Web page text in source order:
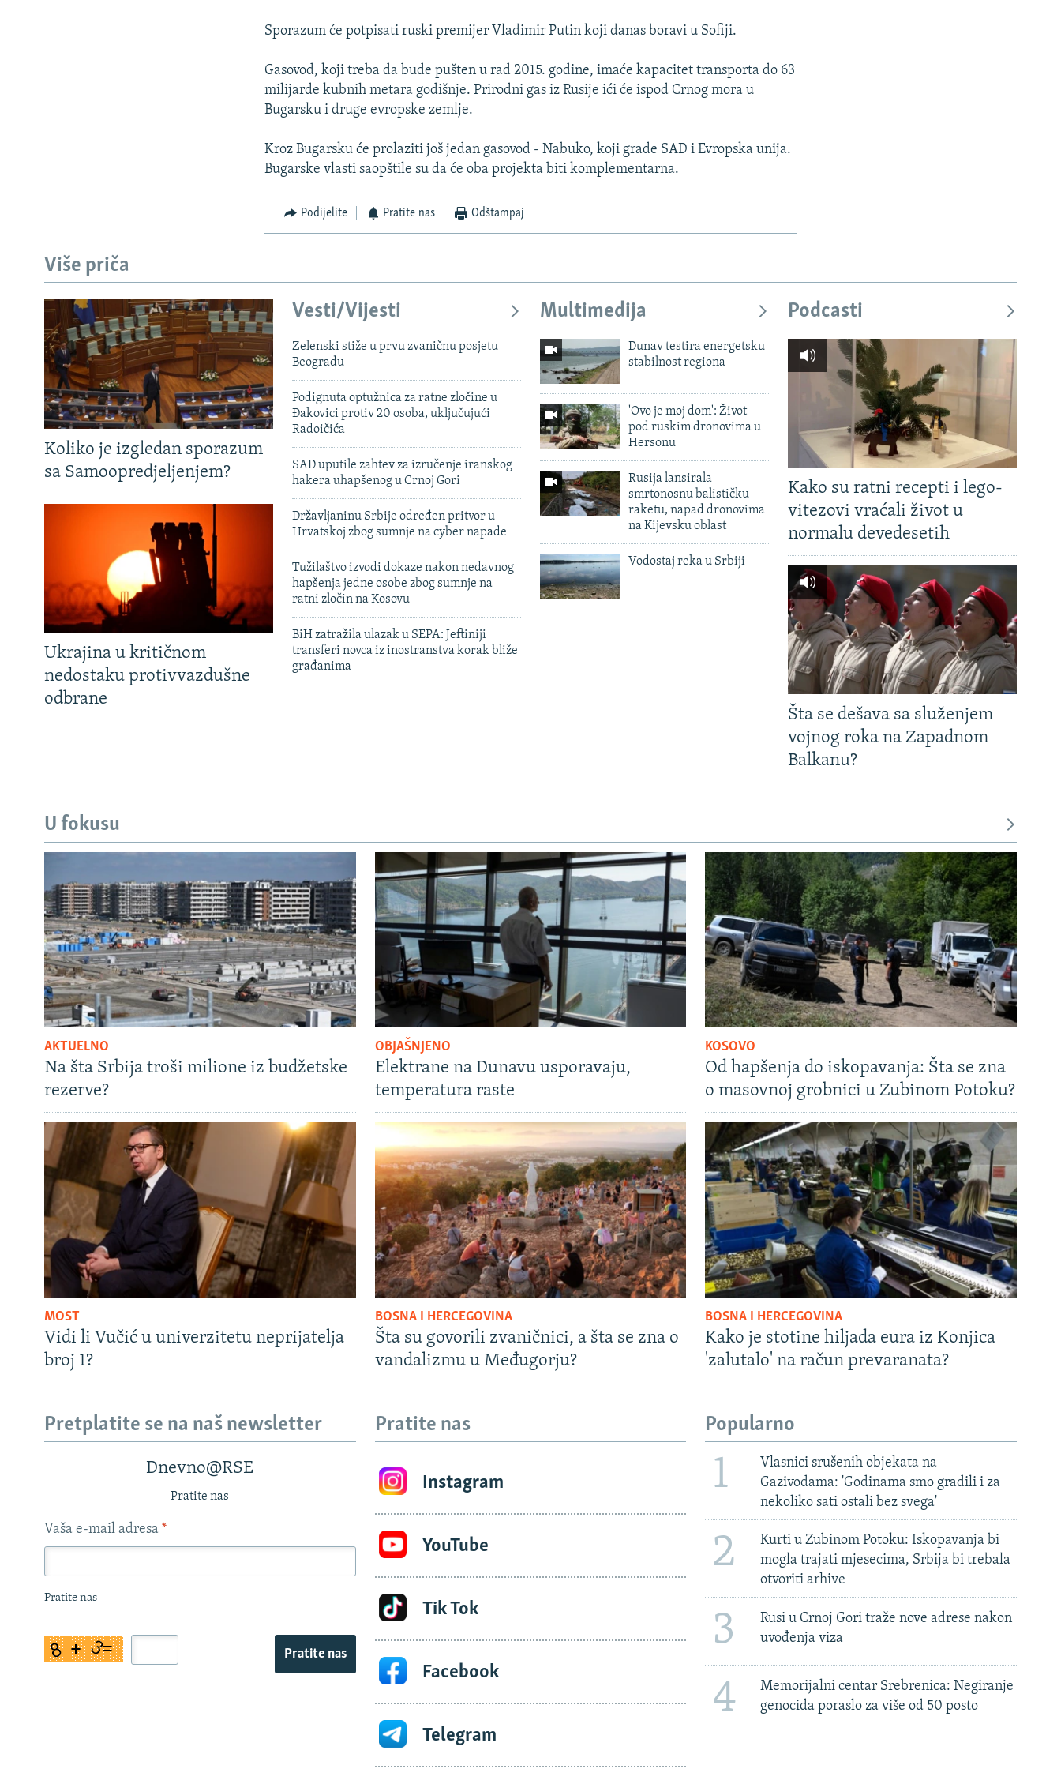
TRI DECENIJE OD RATA U BIH
SVE KARTE DEJTONA
NASTANAK I RASPAD JUGOSLAVIJE
Sporazum će potpisati ruski premijer Vladimir Putin koji danas boravi u Sofiji.
Gasovod, koji treba da bude pušten u rad 2015. godine, imaće kapacitet transporta do 63
milijarde kubnih metara godišnje. Prirodni gas iz Rusije ići će ispod Crnog mora u
Bugarsku i druge evropske zemlje.
Kroz Bugarsku će prolaziti još jedan gasovod - Nabuko, koji grade SAD i Evropska unija.
Bugarske vlasti saopštile su da će oba projekta biti komplementarna.
Podijelite Pratite nas Odštampaj
Više priča
Koliko je izgledan sporazum
sa Samoopredjeljenjem?
Ukrajina u kritičnom
nedostaku protivvazdušne
odbrane
Vesti/Vijesti
Zelenski stiže u prvu zvaničnu posjetu
Beogradu
Podignuta optužnica za ratne zločine u
Đakovici protiv 20 osoba, uključujući
Radoičića
SAD uputile zahtev za izručenje iranskog
hakera uhapšenog u Crnoj Gori
Državljaninu Srbije određen pritvor u
Hrvatskoj zbog sumnje na cyber napade
Tužilaštvo izvodi dokaze nakon nedavnog
hapšenja jedne osobe zbog sumnje na
ratni zločin na Kosovu
BiH zatražila ulazak u SEPA: Jeftiniji
transferi novca iz inostranstva korak bliže
građanima
Multimedija
Dunav testira energetsku
stabilnost regiona
'Ovo je moj dom': Život
pod ruskim dronovima u
Hersonu
Rusija lansirala
smrtonosnu balističku
raketu, napad dronovima
na Kijevsku oblast
Vodostaj reka u Srbiji
Podcasti
Kako su ratni recepti i lego-
vitezovi vraćali život u
normalu devedesetih
Šta se dešava sa služenjem
vojnog roka na Zapadnom
Balkanu?
U fokusu
AKTUELNO
Na šta Srbija troši milione iz budžetske
rezerve?
OBJAŠNJENO
Elektrane na Dunavu usporavaju,
temperatura raste
KOSOVO
Od hapšenja do iskopavanja: Šta se zna
o masovnoj grobnici u Zubinom Potoku?
MOST
Vidi li Vučić u univerzitetu neprijatelja
broj 1?
BOSNA I HERCEGOVINA
Šta su govorili zvaničnici, a šta se zna o
vandalizmu u Međugorju?
BOSNA I HERCEGOVINA
Kako je stotine hiljada eura iz Konjica
'zalutalo' na račun prevaranata?
Pretplatite se na naš newsletter
Dnevno@RSE
Pratite nas
Vaša e-mail adresa *
Pratite nas
Pratite nas
Pratite nas
Instagram
YouTube
Tik Tok
Facebook
Telegram
Popularno
1
Vlasnici srušenih objekata na
Gazivodama: 'Godinama smo gradili i za
nekoliko sati ostali bez svega'
2
Kurti u Zubinom Potoku: Iskopavanja bi
mogla trajati mjesecima, Srbija bi trebala
otvoriti arhive
3
Rusi u Crnoj Gori traže nove adrese nakon
uvođenja viza
4
Memorijalni centar Srebrenica: Negiranje
genocida poraslo za više od 50 posto